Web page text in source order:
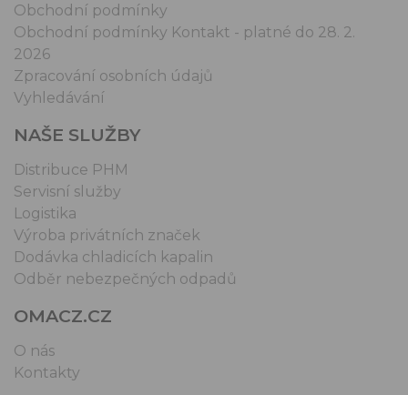
Obchodní podmínky
Obchodní podmínky Kontakt - platné do 28. 2.
2026
Zpracování osobních údajů
Vyhledávání
NAŠE SLUŽBY
Distribuce PHM
Servisní služby
Logistika
Výroba privátních značek
Dodávka chladicích kapalin
Odběr nebezpečných odpadů
OMACZ.CZ
O nás
Kontakty